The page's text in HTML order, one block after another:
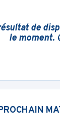
de
le moment.